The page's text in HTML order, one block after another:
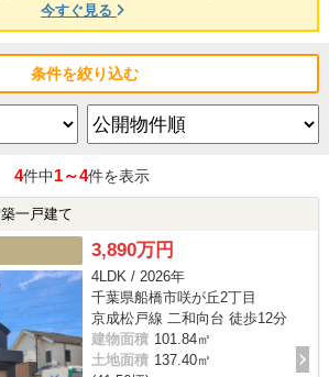
今すぐ見る
条件を絞り込む
4件中1～4件を表示
一戸建て
3,890万円
4LDK / 2026年
千葉県船橋市咲が丘2丁目
京成松戸線 二和向台 徒歩12分
建物面積 101.84㎡
土地面積 137.40㎡